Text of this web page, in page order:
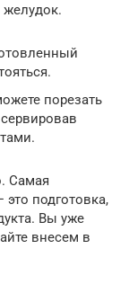
порезать
Самая
это подготовка,
Вы уже
внесем в